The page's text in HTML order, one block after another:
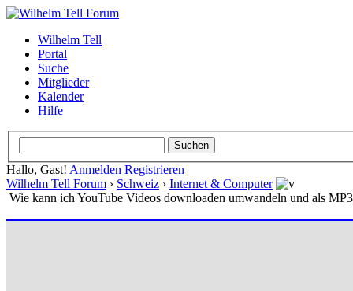
Wilhelm Tell
Portal
Suche
Mitglieder
Kalender
Hilfe
Hallo, Gast! Anmelden Registrieren
Wilhelm Tell Forum › Schweiz › Internet & Computer
Wie kann ich YouTube Videos downloaden umwandeln und als